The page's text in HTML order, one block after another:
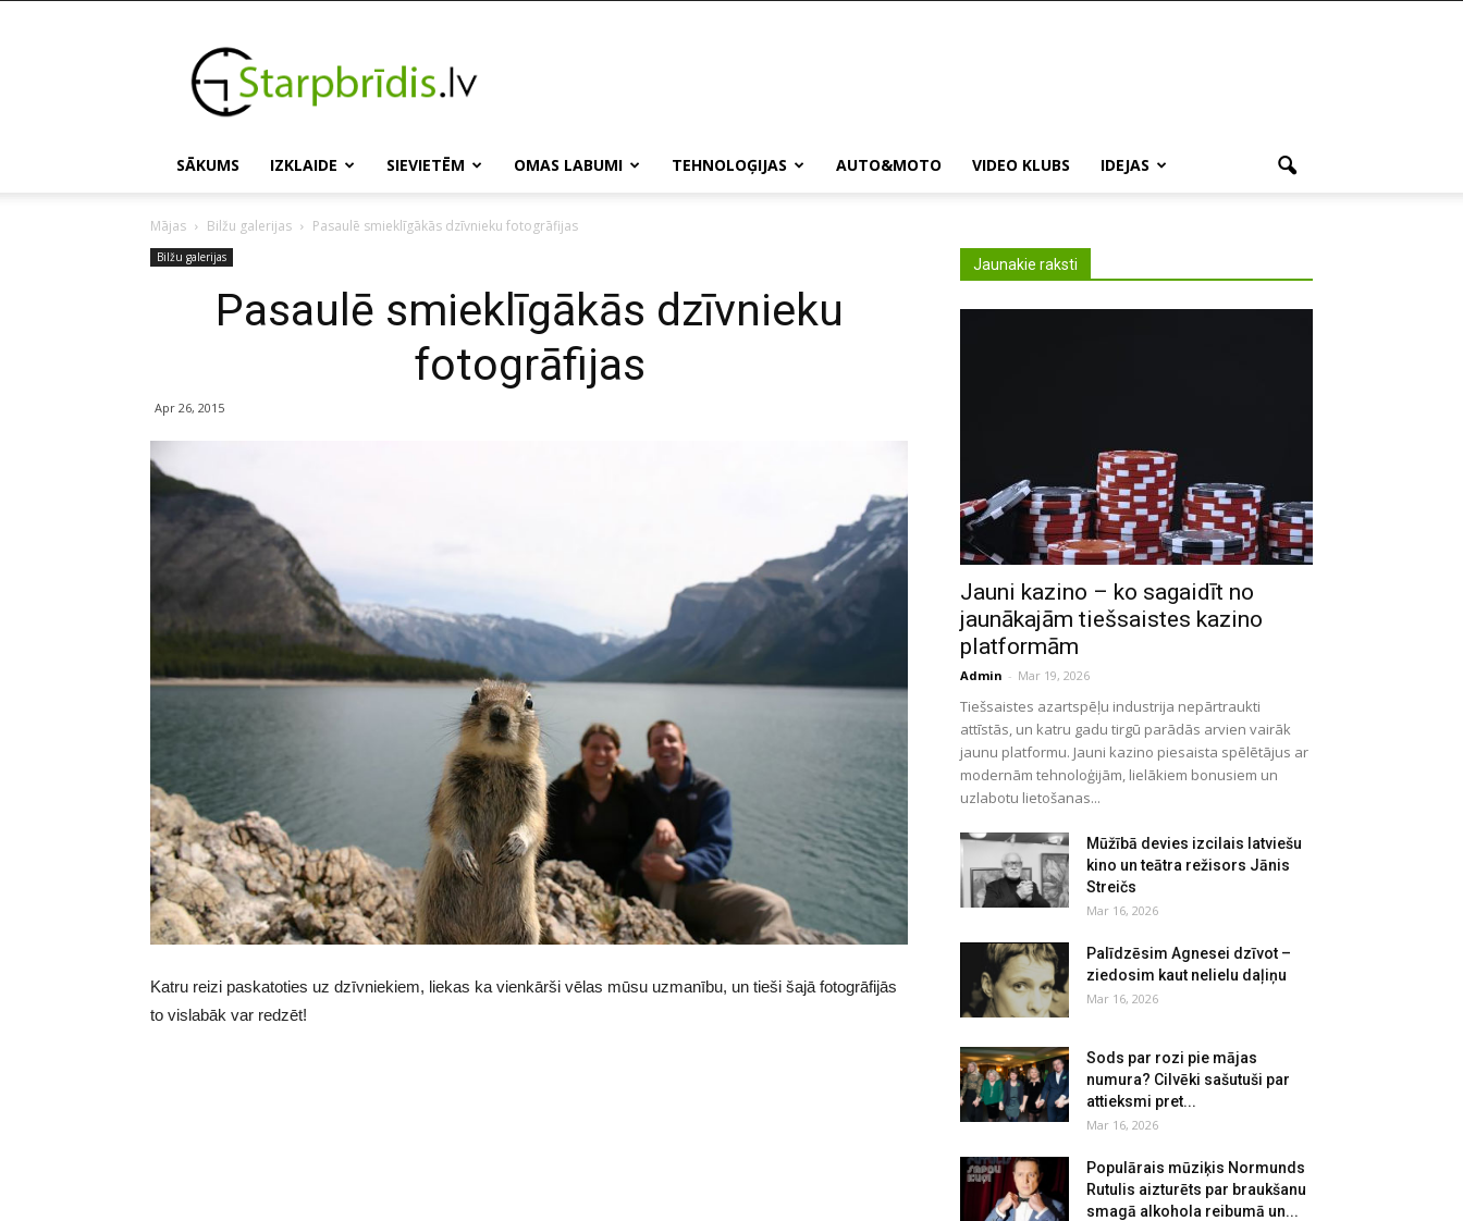
Starpbridis.lv
SĀKUMS IZKLAIDE SIEVIETĒM OMAS LABUMI TEHNOLOĢIJAS AUTO&MOTO VIDEO KLUBS IDEJAS
Mājas Bilžu galerijas Pasaulē smieklīgākās dzīvnieku fotogrāfijas
Bilžu galerijas
Pasaulē smieklīgākās dzīvnieku
fotogrāfijas
Apr 26, 2015
Katru reizi paskatoties uz dzīvniekiem, liekas ka vienkārši vēlas mūsu uzmanību, un tieši šajā fotogrāfijās
to vislabāk var redzēt!
Jaunakie raksti
Jauni kazino – ko sagaidīt no
jaunākajām tiešsaistes kazino
platformām
Admin - Mar 19, 2026
Tiešsaistes azartspēļu industrija nepārtraukti
attīstās, un katru gadu tirgū parādās arvien vairāk
jaunu platformu. Jauni kazino piesaista spēlētājus ar
modernām tehnoloģijām, lielākiem bonusiem un
uzlabotu lietošanas...
Mūžībā devies izcilais latviešu
kino un teātra režisors Jānis
Streičs
Mar 16, 2026
Palīdzēsim Agnesei dzīvot –
ziedosim kaut nelielu daļiņu
Mar 16, 2026
Sods par rozi pie mājas
numura? Cilvēki sašutuši par
attieksmi pret...
Mar 16, 2026
Populārais mūziķis Normunds
Rutulis aizturēts par braukšanu
smagā alkohola reibumā un...